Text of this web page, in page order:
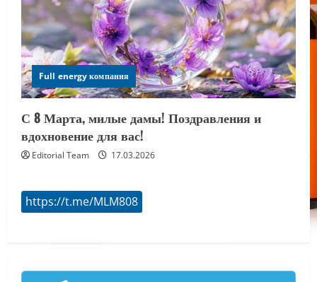
Full energy компания
С 8 Марта, милые дамы! Поздравления и
вдохновение для вас!
Editorial Team 17.03.2026
https://t.me/MLM808